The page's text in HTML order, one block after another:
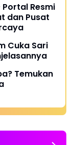
Resmi
dan Pusat
Cuka Sari
Temukan